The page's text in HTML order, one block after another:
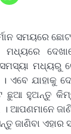
ସମୟରେ
ମଧ୍ୟରୁ
। ଏବେ ଯାହାକୁ
ଛୁଆ ହୁଅନ୍ତୁ
ଆପଣମାନେ
ଜାଣିବା ଏହାର